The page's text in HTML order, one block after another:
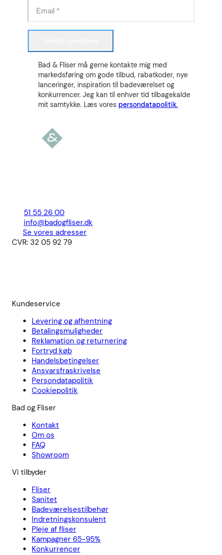
Bad & Fliser må gerne kontakte mig med
markedsføring om gode tilbud, rabatkoder, nye
lanceringer, inspiration til badeværelset og
konkurrencer. Jeg kan til enhver tid tilbagekalde
mit samtykke. Læs vores persondatapolitik.
51 55 26 00
info@badogfliser.dk
Se vores adresser
CVR: 32 05 92 79
Kundeservice
Levering og afhentning
Betalingsmuligheder
Reklamation og returnering
Fortryd køb
Handelsbetingelser
Ansvarsfraskrivelse
Persondatapolitik
Cookiepolitik
Bad og Fliser
Kontakt
Om os
FAQ
Showroom
Vi tilbyder
Fliser
Sanitet
Badeværelsestilbehør
Indretningskonsulent
Pleje af fliser
Kampagner 65-95%
Konkurrencer